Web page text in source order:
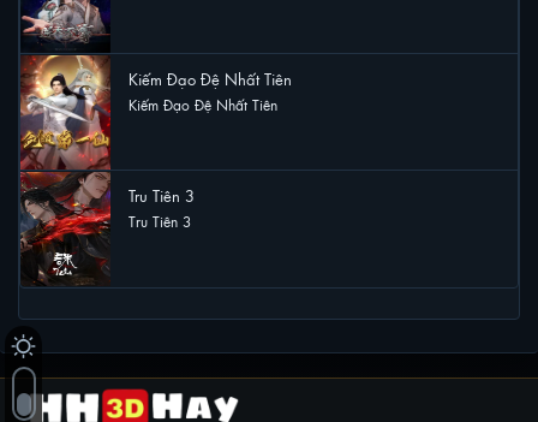
Kiếm Đạo Đệ Nhất Tiên
Kiếm Đạo Đệ Nhất Tiên
Tru Tiên 3
Tru Tiên 3